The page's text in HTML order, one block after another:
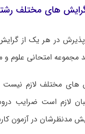
های مختلف
در هر یک از
مجموعه امتحانی علوم
های مختلف لازم
لازم است ضرایب
مدنظرشان در آزمون